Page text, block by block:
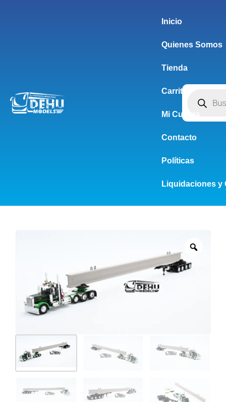
Inicio
Quienes Somos
Tienda
Carrito
Mi Cuenta
Contacto
Políticas
Liquidaciones y